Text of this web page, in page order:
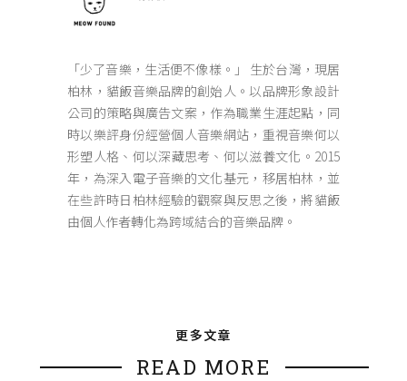
「少了音樂，生活便不像樣。」 生於台灣，現居
柏林，貓飯音樂品牌的創始人。以品牌形象設計
公司的策略與廣告文案，作為職業生涯起點，同
時以樂評身份經營個人音樂網站，重視音樂何以
形塑人格、何以深藏思考、何以滋養文化。2015
年，為深入電子音樂的文化基元，移居柏林，並
在些許時日柏林經驗的觀察與反思之後，將貓飯
由個人作者轉化為跨域結合的音樂品牌。
更多文章
READ MORE